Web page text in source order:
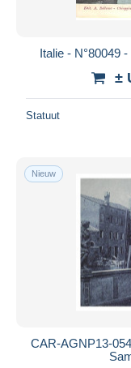
Italie - N°80049
±
Statuut
Nieuw
CAR-AGNP13-